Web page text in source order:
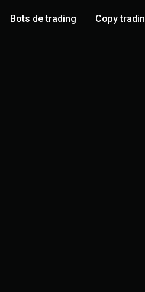
Bots de trading Copy